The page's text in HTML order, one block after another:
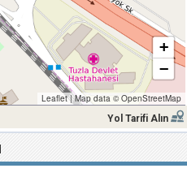
+
−
Leaflet |Map data ©OpenStreetMap
Yol Tarifi Alın